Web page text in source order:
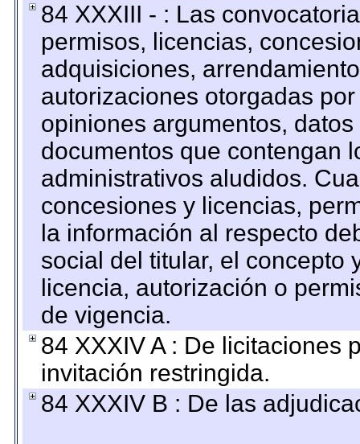
84 XXXIII - : Las
permisos, licencias,
adquisiciones,
autorizaciones otorgadas
opiniones argumentos,
documentos que contengan
administrativos aludidos.
concesiones y licencias,
la información al respecto
social del titular, el concepto
licencia, autorización o
de vigencia.
84 XXXIV A : De licitaciones
invitación restringida.
84 XXXIV B : De las